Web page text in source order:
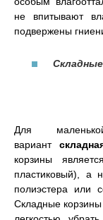
не впитывают
подвержены
Для
вариантс
корзины
пластиковый), а
полиэстера или
Складные